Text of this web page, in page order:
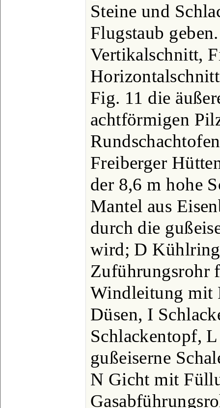
Steine und
Flugstaub
Vertikalschnitt,
Fig. 11 die
achtförmigen
Freiberger
der 8,6 m hohe
Mantel aus
durch die
wird; D
Zuführungsrohr
Windleitung mit
Düsen, I
Schlackentopf,
gußeiserne
N Gicht mit